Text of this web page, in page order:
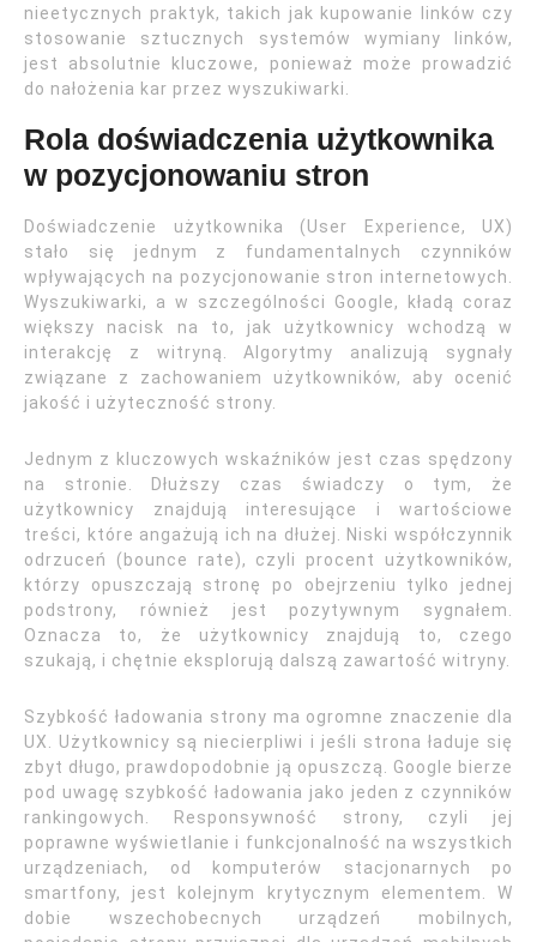
nieetycznych praktyk, takich jak kupowanie linków czy
stosowanie sztucznych systemów wymiany linków,
jest absolutnie kluczowe, ponieważ może prowadzić
do nałożenia kar przez wyszukiwarki.
Rola doświadczenia użytkownika
w pozycjonowaniu stron
Doświadczenie użytkownika (User Experience, UX)
stało się jednym z fundamentalnych czynników
wpływających na pozycjonowanie stron internetowych.
Wyszukiwarki, a w szczególności Google, kładą coraz
większy nacisk na to, jak użytkownicy wchodzą w
interakcję z witryną. Algorytmy analizują sygnały
związane z zachowaniem użytkowników, aby ocenić
jakość i użyteczność strony.
Jednym z kluczowych wskaźników jest czas spędzony
na stronie. Dłuższy czas świadczy o tym, że
użytkownicy znajdują interesujące i wartościowe
treści, które angażują ich na dłużej. Niski współczynnik
odrzuceń (bounce rate), czyli procent użytkowników,
którzy opuszczają stronę po obejrzeniu tylko jednej
podstrony, również jest pozytywnym sygnałem.
Oznacza to, że użytkownicy znajdują to, czego
szukają, i chętnie eksplorują dalszą zawartość witryny.
Szybkość ładowania strony ma ogromne znaczenie dla
UX. Użytkownicy są niecierpliwi i jeśli strona ładuje się
zbyt długo, prawdopodobnie ją opuszczą. Google bierze
pod uwagę szybkość ładowania jako jeden z czynników
rankingowych. Responsywność strony, czyli jej
poprawne wyświetlanie i funkcjonalność na wszystkich
urządzeniach, od komputerów stacjonarnych po
smartfony, jest kolejnym krytycznym elementem. W
dobie wszechobecnych urządzeń mobilnych,